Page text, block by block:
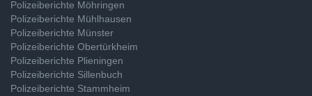
Polizeiberichte Möhringen
Polizeiberichte Mühlhausen
Polizeiberichte Münster
Polizeiberichte Obertürkheim
Polizeiberichte Plieningen
Polizeiberichte Sillenbuch
Polizeiberichte Stammheim